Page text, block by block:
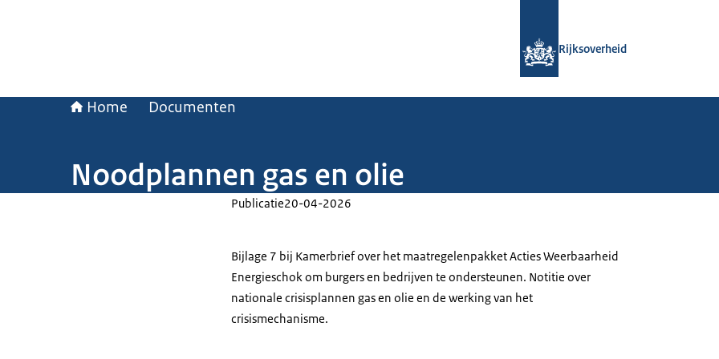
Rijksoverheid
Home Documenten
Noodplannen gas en olie
Publicatie20-04-2026
Bijlage 7 bij Kamerbrief over het maatregelenpakket Acties Weerbaarheid
Energieschok om burgers en bedrijven te ondersteunen. Notitie over
nationale crisisplannen gas en olie en de werking van het
crisismechanisme.